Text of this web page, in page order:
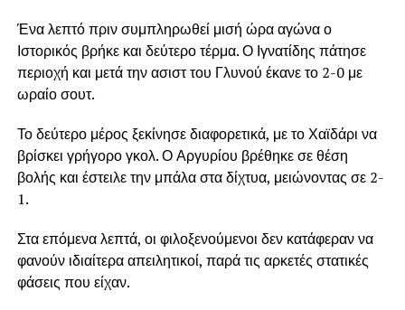
Ένα λεπτό πριν συμπληρωθεί μισή ώρα αγώνα ο
Ιστορικός βρήκε και δεύτερο τέρμα. Ο Ιγνατίδης πάτησε
περιοχή και μετά την ασιστ του Γλυνού έκανε το 2-0 με
ωραίο σουτ.
Το δεύτερο μέρος ξεκίνησε διαφορετικά, με το Χαϊδάρι να
βρίσκει γρήγορο γκολ. Ο Αργυρίου βρέθηκε σε θέση
βολής και έστειλε την μπάλα στα δίχτυα, μειώνοντας σε 2-
1.
Στα επόμενα λεπτά, οι φιλοξενούμενοι δεν κατάφεραν να
φανούν ιδιαίτερα απειλητικοί, παρά τις αρκετές στατικές
φάσεις που είχαν.